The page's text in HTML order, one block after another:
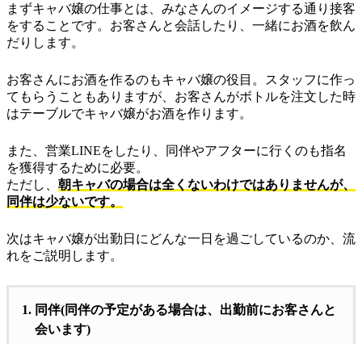
まずキャバ嬢の仕事とは、みなさんのイメージする通り接客
をすることです。お客さんと会話したり、一緒にお酒を飲ん
だりします。
お客さんにお酒を作るのもキャバ嬢の役目。スタッフに作っ
てもらうこともありますが、お客さんがボトルを注文した時
はテーブルでキャバ嬢がお酒を作ります。
また、営業LINEをしたり、同伴やアフターに行くのも指名
を獲得するために必要。
ただし、 朝キャバの場合は全くないわけではありませんが、
同伴は少ないです。
次はキャバ嬢が出勤日にどんな一日を過ごしているのか、流
れをご説明します。
同伴(同伴の予定がある場合は、出勤前にお客さんと
会います)